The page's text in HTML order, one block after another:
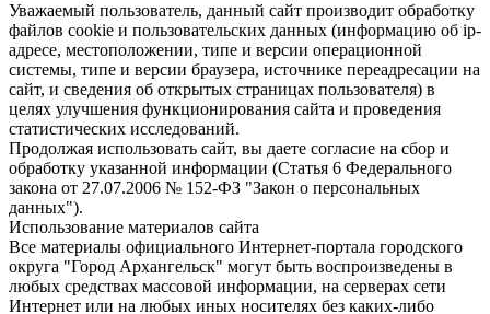
Уважаемый пользователь, данный сайт производит обработку
файлов cookie и пользовательских данных (информацию об ip-
адресе, местоположении, типе и версии операционной
системы, типе и версии браузера, источнике переадресации на
сайт, и сведения об открытых страницах пользователя) в
целях улучшения функционирования сайта и проведения
статистических исследований.
Продолжая использовать сайт, вы даете согласие на сбор и
обработку указанной информации (Статья 6 Федерального
закона от 27.07.2006 № 152-ФЗ "Закон о персональных
данных").
Использование материалов сайта
Все материалы официального Интернет-портала городского
округа "Город Архангельск" могут быть воспроизведены в
любых средствах массовой информации, на серверах сети
Интернет или на любых иных носителях без каких-либо